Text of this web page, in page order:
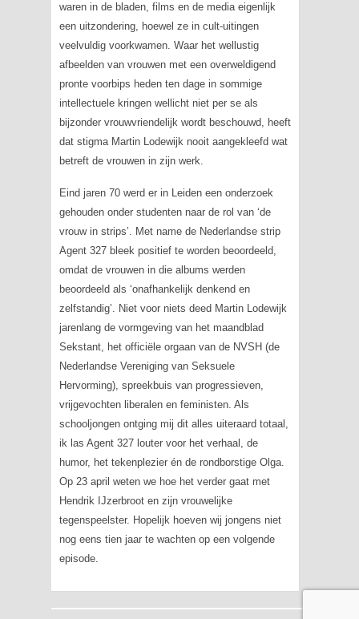
waren in de bladen, films en de media eigenlijk
een uitzondering, hoewel ze in cult-uitingen
veelvuldig voorkwamen. Waar het wellustig
afbeelden van vrouwen met een overweldigend
pronte voorbips heden ten dage in sommige
intellectuele kringen wellicht niet per se als
bijzonder vrouwvriendelijk wordt beschouwd, heeft
dat stigma Martin Lodewijk nooit aangekleefd wat
betreft de vrouwen in zijn werk.
Eind jaren 70 werd er in Leiden een onderzoek
gehouden onder studenten naar de rol van ‘de
vrouw in strips’. Met name de Nederlandse strip
Agent 327bleek positief te worden beoordeeld,
omdat de vrouwen in die albums werden
beoordeeld als ‘onafhankelijk denkend en
zelfstandig’. Niet voor niets deed Martin Lodewijk
jarenlang de vormgeving van het maandblad
Sekstant, het officiële orgaan van de NVSH (de
Nederlandse Vereniging van Seksuele
Hervorming), spreekbuis van progressieven,
vrijgevochten liberalen en feministen. Als
schooljongen ontging mij dit alles uiteraard totaal,
ik las Agent 327louter voor het verhaal, de
humor, het tekenplezier én de rondborstige Olga.
Op 23 april weten we hoe het verder gaat met
Hendrik IJzerbroot en zijn vrouwelijke
tegenspeelster. Hopelijk hoeven wij jongens niet
nog eens tien jaar te wachten op een volgende
episode.